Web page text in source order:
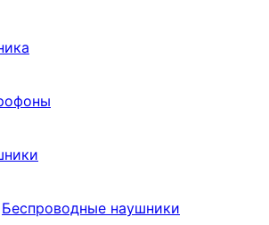
Беспроводные наушники